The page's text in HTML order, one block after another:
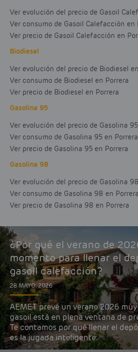
Ver evolución del precio de Gasoil
Ver consumo de Gasoil Calefacción en
Ver precio de Gasoil Calefacción en
Biodiesel
Ver evolución del precio de Biodiesel
Ver consumo de Biodiesel en Porrera
Ver precio de Biodiesel en Porrera
Gasolina 95
Ver evolución del precio de Gasolina
Ver consumo de Gasolina 95 en Porrera
Ver precio de Gasolina 95 en Porrera
Gasolina 98
Ver evolución del precio de Gasolina
Ver consumo de Gasolina 98 en Porrera
Ver precio de Gasolina 98 en Porrera
¿Por qué el verano de
momento para llenar el
gasoil calefacción?
28 MAYO, 2026
AEMET prevé un verano 2026
gasoil está en plena ventana de
Te contamos por qué llenar el
es la jugada inteligente.